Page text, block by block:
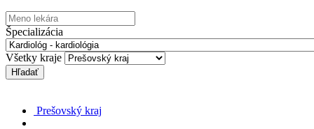
Špecializácia
Všetky kraje
Hľadať
Prešovský kraj